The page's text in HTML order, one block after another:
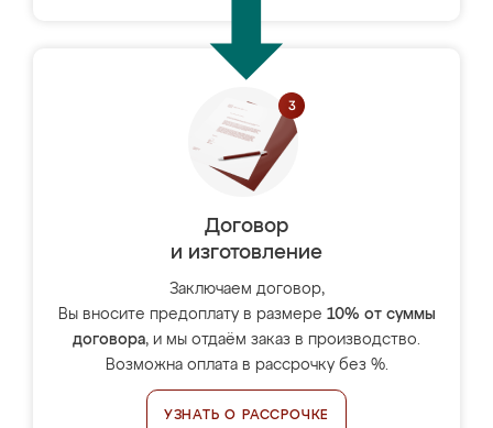
Договор
и изготовление
Заключаем договор,
Вы вносите предоплату в размере 10% от суммы
договора, и мы отдаём заказ в производство.
Возможна оплата в рассрочку без %.
УЗНАТЬ О РАССРОЧКЕ